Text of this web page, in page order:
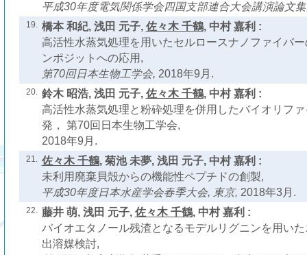
平成30年度電気関係学会四国支部連合大会講演論文
19. 橋本 和紀, 浅田 元子, 佐々木 千鶴, 中村 嘉利 :
高活性水蒸気処理を用いたセルロースナノファイバ
ンポジットへの応用,
第70回日本生物工学会, 2018年9月.
20. 鈴木 昭浩, 浅田 元子, 佐々木 千鶴, 中村 嘉利 :
高活性水蒸気処理と粉砕処理を併用したバイオリフ
発， 第70回日本生物工学会,
2018年9月.
21. 佐々木 千鶴, 菊池 未夢, 浅田 元子, 中村 嘉利 :
未利用廃棄貝殻からの機能性ペプチドの創製,
平成30年度日本水産学会春季大会, 東京, 2018年3月.
22. 藤井 萌, 浅田 元子, 佐々木 千鶴, 中村 嘉利 :
バイオエタノール残渣となるモデルリグニンを用い
出溶媒検討,